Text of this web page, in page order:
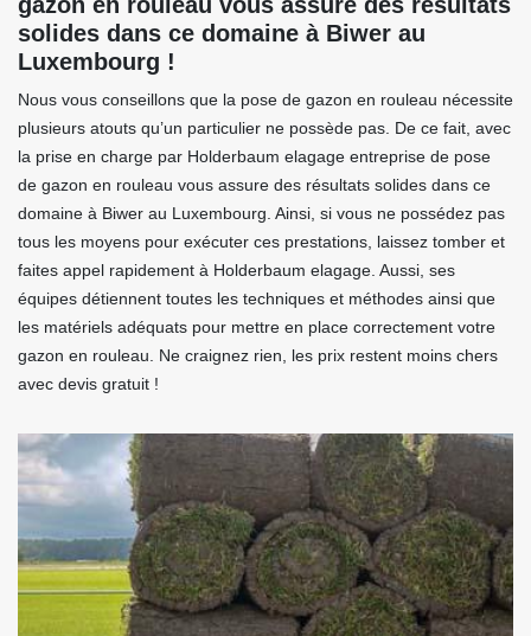
solides dans ce domaine à Biwer au
Luxembourg !
Nous vous conseillons que la pose de gazon en rouleau nécessite
plusieurs atouts qu’un particulier ne possède pas. De ce fait, avec
la prise en charge par Holderbaum elagage entreprise de pose
de gazon en rouleau vous assure des résultats solides dans ce
domaine à Biwer au Luxembourg. Ainsi, si vous ne possédez pas
tous les moyens pour exécuter ces prestations, laissez tomber et
faites appel rapidement à Holderbaum elagage. Aussi, ses
équipes détiennent toutes les techniques et méthodes ainsi que
les matériels adéquats pour mettre en place correctement votre
gazon en rouleau. Ne craignez rien, les prix restent moins chers
avec devis gratuit !